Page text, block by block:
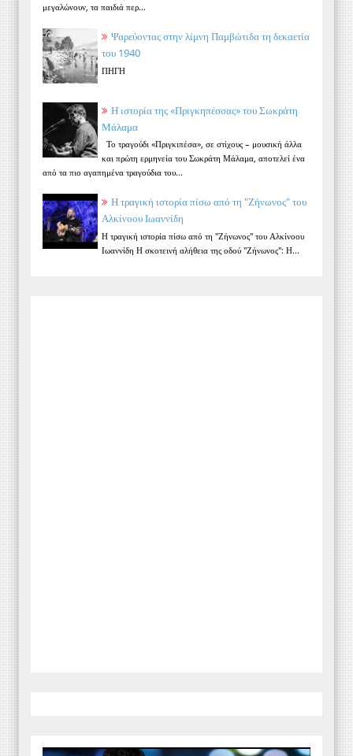
μεγαλώνουν, τα παιδιά περ...
Ψαρεύοντας στην λίμνη Παμβώτιδα τη δεκαετία
του 1940
ΠΗΓΗ
Η ιστορία της «Πριγκηπέσσας» του Σωκράτη
Μάλαμα
Το τραγούδι «Πριγκιπέσα», σε στίχους – μουσική άλλα
και πρώτη ερμηνεία του Σωκράτη Μάλαμα, αποτελεί ένα
από τα πιο αγαπημένα τραγούδια του...
Η τραγική ιστορία πίσω από τη "Ζήνωνος" του
Αλκίνοου Ιωαννίδη
Η τραγική ιστορία πίσω από τη "Ζήνωνος" του Αλκίνοου
Ιωαννίδη Η σκοτεινή αλήθεια της οδού "Ζήνωνος": Η...